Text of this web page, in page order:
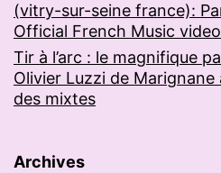
(vitry-sur-seine france):
Official French Music
Tir à l’arc : le magnifique
Olivier Luzzi de
des mixtes
Archives